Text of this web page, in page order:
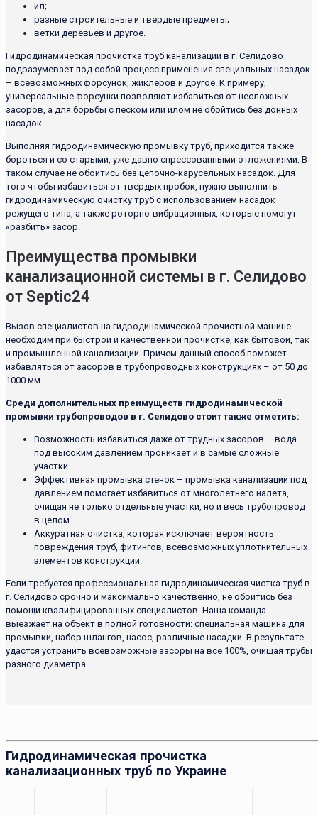
ил;
разные строительные и твердые предметы;
ветки деревьев и другое.
Гидродинамическая прочистка труб канализации в г. Селидово
подразумевает под собой процесс применения специальных насадок
– всевозможных форсунок, жиклеров и другое. К примеру,
универсальные форсунки позволяют избавиться от несложных
засоров, а для борьбы с песком или илом не обойтись без донных
насадок.
Выполняя гидродинамическую промывку труб, приходится также
бороться и со старыми, уже давно спрессованными отложениями. В
таком случае не обойтись без цепочно-карусельных насадок. Для
того чтобы избавиться от твердых пробок, нужно выполнить
гидродинамическую очистку труб с использованием насадок
режущего типа, а также роторно-вибрационных, которые помогут
«разбить» засор.
Преимущества промывки
канализационной системы в г. Селидово
от Septic24
Вызов специалистов на гидродинамической прочистной машине
необходим при быстрой и качественной прочистке, как бытовой, так
и промышленной канализации. Причем данный способ поможет
избавляться от засоров в трубопроводных конструкциях – от 50 до
1000 мм.
Среди дополнительных преимуществ гидродинамической
промывки трубопроводов в г. Селидово стоит также отметить:
Возможность избавиться даже от трудных засоров – вода
под высоким давлением проникает и в самые сложные
участки.
Эффективная промывка стенок – промывка канализации под
давлением помогает избавиться от многолетнего налета,
очищая не только отдельные участки, но и весь трубопровод
в целом.
Аккуратная очистка, которая исключает вероятность
повреждения труб, фитингов, всевозможных уплотнительных
элементов конструкции.
Если требуется профессиональная гидродинамическая чистка труб в
г. Селидово срочно и максимально качественно, не обойтись без
помощи квалифицированных специалистов. Наша команда
выезжает на объект в полной готовности: специальная машина для
промывки, набор шлангов, насос, различные насадки. В результате
удастся устранить всевозможные засоры на все 100%, очищая трубы
разного диаметра.
Гидродинамическая прочистка
канализационных труб по Украине